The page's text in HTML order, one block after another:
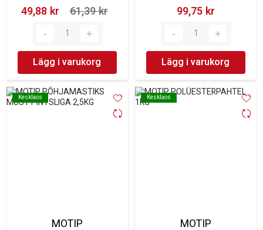
49,88 kr‎
61,39 kr‎
Lägg i varukorg
99,75 kr‎
Lägg i varukorg
Kesklaos
Kesklaos
MOTIP
Kesklaos
Kesklaos
MOTIP